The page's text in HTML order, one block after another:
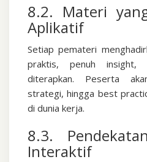
8.2. Materi
Aplikatif
Setiap pemateri
praktis, penuh insight,
diterapkan. Peserta
strategi, hingga best
di dunia kerja.
8.3.
Interaktif